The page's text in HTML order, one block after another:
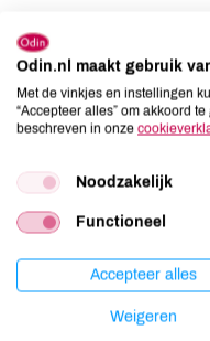
Aardnoten
Ei
Gluten
Mosterd
Noten
Odin.nl maakt gebruik
Met de vinkjes en instellingen
“Accepteer alles” om akkoord
beschreven in onze
Noodzakelijk
Functioneel
Accepteer alles
Weigeren